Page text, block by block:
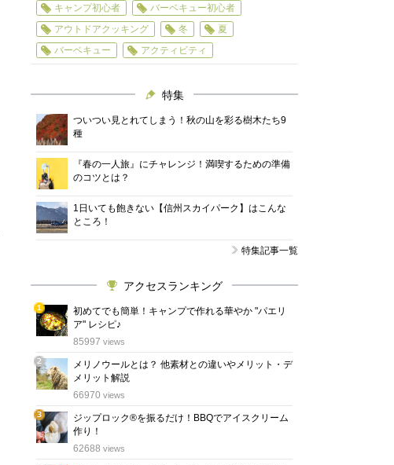
キャンプ初心者
バーベキュー初心者
アウトドアクッキング
冬
夏
バーベキュー
アクティビティ
特集
ついつい見とれてしまう！秋の山を彩る樹木たち9
種
『春の一人旅』にチャレンジ！満喫するための準備
のコツとは？
1日いても飽きない【信州スカイパーク】はこんな
ところ！
特集記事一覧
アクセスランキング
1
位
初めてでも簡単！キャンプで作れる華やか "パエリ
ア" レシピ♪
85997 views
2
位
メリノウールとは？ 他素材との違いやメリット・デ
メリット解説
66970 views
3
位
ジップロック®を振るだけ！BBQでアイスクリーム
作り！
62688 views